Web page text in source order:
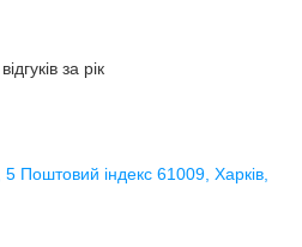
за рік
5 Поштовий індекс 61009, Харків,